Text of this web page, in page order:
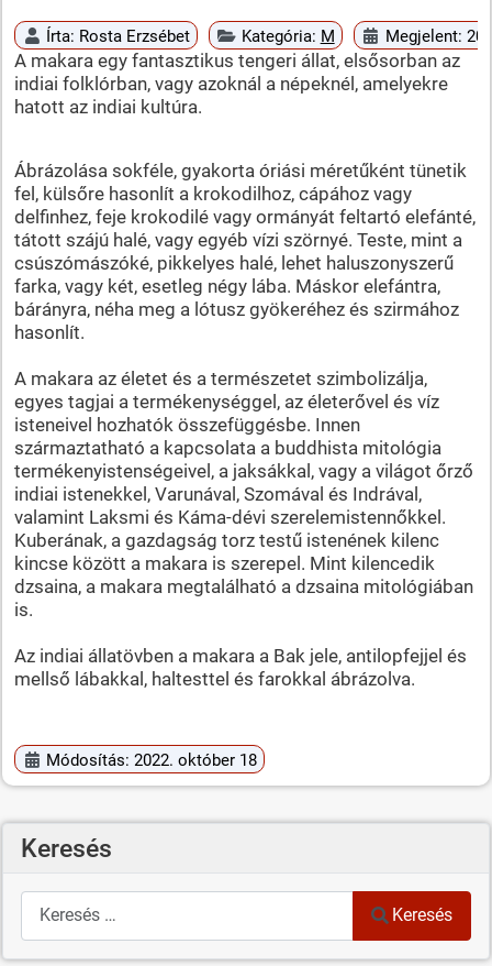
Írta: Rosta Erzsébet Kategória: M Megjelent:
A makara egy fantasztikus tengeri állat, elsősorban az
indiai folklórban, vagy azoknál a népeknél, amelyekre
hatott az indiai kultúra.
Ábrázolása sokféle, gyakorta óriási méretűként tünetik
fel, külsőre hasonlít a krokodilhoz, cápához vagy
delfinhez, feje krokodilé vagy ormányát feltartó elefánté,
tátott szájú halé, vagy egyéb vízi szörnyé. Teste, mint a
csúszómászóké, pikkelyes halé, lehet haluszonyszerű
farka, vagy két, esetleg négy lába. Máskor elefántra,
bárányra, néha meg a lótusz gyökeréhez és szirmához
hasonlít.
A makara az életet és a természetet szimbolizálja,
egyes tagjai a termékenységgel, az életerővel és víz
isteneivel hozhatók összefüggésbe. Innen
származtatható a kapcsolata a buddhista mitológia
termékenyistenségeivel, a jaksákkal, vagy a világot őrző
indiai istenekkel, Varunával, Szomával és Indrával,
valamint Laksmi és Káma-dévi szerelemistennőkkel.
Kuberának, a gazdagság torz testű istenének kilenc
kincse között a makara is szerepel. Mint kilencedik
dzsaina, a makara megtalálható a dzsaina mitológiában
is.
Az indiai állatövben a makara a Bak jele, antilopfejjel és
mellső lábakkal, haltesttel és farokkal ábrázolva.
Módosítás: 2022. október 18
Keresés
Keresés
Keresés